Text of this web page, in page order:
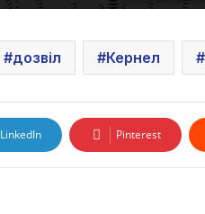
дозвіл Кернел
LinkedIn Pinterest